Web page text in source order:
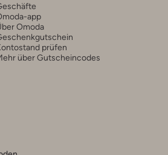
app
Omoda
prüfen
über Gutscheincodes